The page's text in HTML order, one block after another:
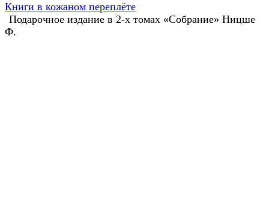
Книги в кожаном переплёте
Подарочное издание в 2-х томах «Собрание» Ницше
Ф.